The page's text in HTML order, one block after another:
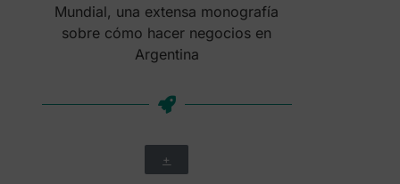
Mundial, una extensa monografía
sobre cómo hacer negocios en
Argentina
+